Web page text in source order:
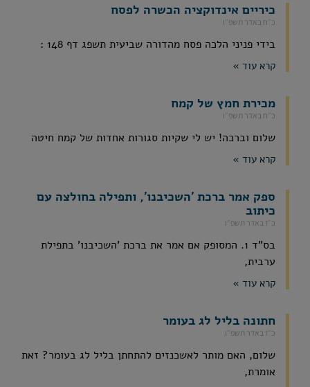
כיריים אינדוקציה הכשרה לפסח
כ״ח באדר תשפ״ו
בידי פניני הלכה פסח מהדורה שביעית תשפג דף 148 :
קרא עוד »
מכירת חמץ של קמח
כ״ח באדר תשפ״ו
שלום וברכה! יש לי שקיות סגורות אחדות של קמח חיטה
קרא עוד »
ספק אמר ברכת 'השכיבנו', ותפילה בחולצה עם
כיתוב
כ״ז באדר תשפ״ו
בס"ד 1. המסופק אם אמר את ברכת 'השכיבנו' בתפילת
ערבית,
קרא עוד »
חתונה בליל לג בעומר
כ״ז באדר תשפ״ו
שלום, האם מותר לאשכנזים להתחתן בליל לג בעומר? זאת
אומרת,